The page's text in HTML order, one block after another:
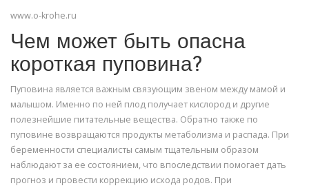
www.o-krohe.ru
Чем может быть опасна
короткая пуповина?
Пуповина является важным связующим звеном между мамой и
малышом. Именно по ней плод получает кислород и другие
полезнейшие питательные вещества. Обратно также по
пуповине возвращаются продукты метаболизма и распада. При
беременности специалисты самым тщательным образом
наблюдают за ее состоянием, что впоследствии помогает дать
прогноз и провести коррекцию исхода родов. При